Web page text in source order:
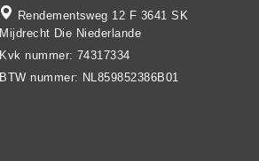
Rendementsweg 12 F 3641 SK
Mijdrecht Die Niederlande
Kvk nummer: 74317334
BTW nummer: NL859852386B01